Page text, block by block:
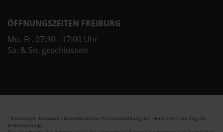
ÖFFNUNGSZEITEN FREIBURG
Mo.-Fr. 07:30 - 17:00 Uhr
Sa. & So. geschlossen
1 Ehemaliger Neupreis (Unverbindliche Preisempfehlung des Herstellers am Tag der
Erstzulassung).